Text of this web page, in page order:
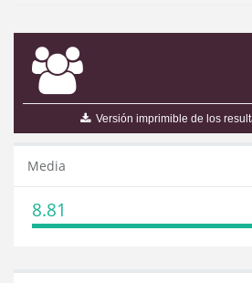
Versión imprimible de los
Media
8.81